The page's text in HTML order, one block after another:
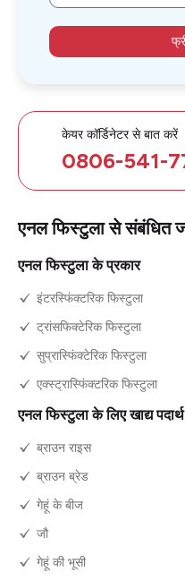
एनल फिस्टुला से संबंधित
एनल फिस्टुला के प्रकार
इंटरस्फिंक्टरिक फिस्टुला
ट्रांसफिक्टेरिक फिस्टुला
सुप्रास्फिंक्टेरिक फिस्टुला
एक्स्ट्रास्फिंक्टरिक फिस्टुला
एनल फिस्टुला के लिए खाद्य पदार्थ
ब्राउन राइस
ब्राउन ब्रेड
गेहूं के बीज
जौ
गेहूं की भूसी
केयर कॉर्डिनेटर से बात करें
0806-541-